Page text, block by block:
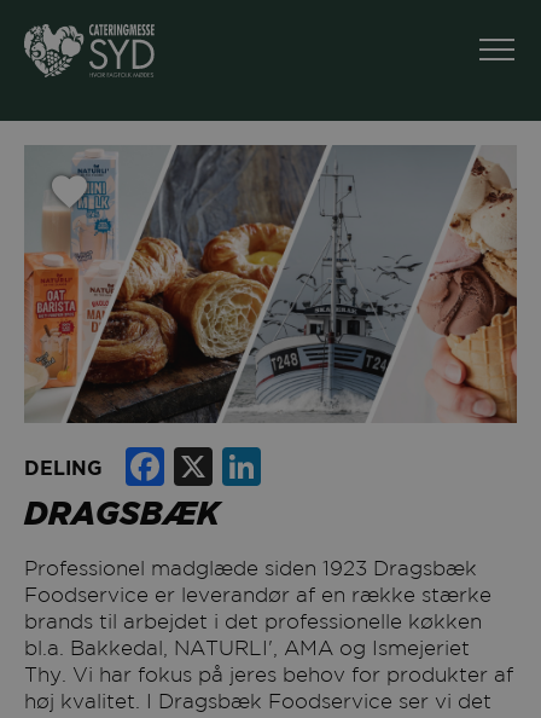
DRAGSBÆK
DELING Facebook
X
Professionel madglæde siden 1923 Dragsbæk
Foodservice er leverandør af en række stærke
brands til arbejdet i det professionelle køkken
bl.a. Bakkedal, NATURLI', AMA og Ismejeriet
Thy. Vi har fokus på jeres behov for produkter af
høj kvalitet. I Dragsbæk Foodservice ser vi det